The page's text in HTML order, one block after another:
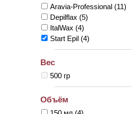
Aravia-Professional (11)
Depilflax (5)
ItalWax (4)
Start Epil (4)
Вес
500 гр
Объём